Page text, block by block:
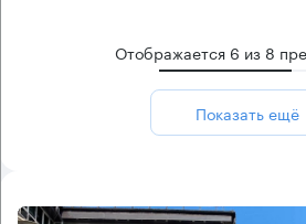
Отображается 6 из 8
Показать ещё